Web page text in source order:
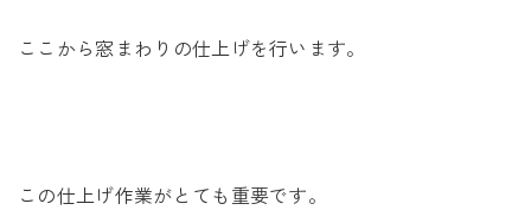
ここから窓まわりの仕上げを行います。
この仕上げ作業がとても重要です。